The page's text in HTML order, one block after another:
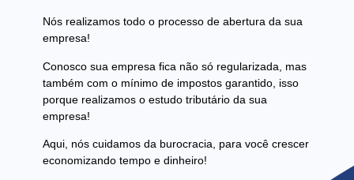
Nós realizamos todo o processo de abertura da sua
empresa!
Conosco sua empresa fica não só regularizada, mas
também com o mínimo de impostos garantido, isso
porque realizamos o estudo tributário da sua
empresa!
Aqui, nós cuidamos da burocracia, para você crescer
economizando tempo e dinheiro!